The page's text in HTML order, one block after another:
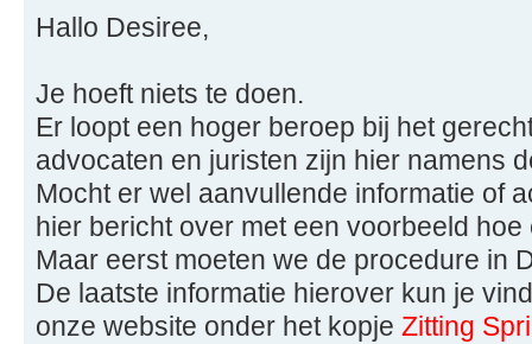
Hallo Desiree,
Je hoeft niets te doen.
Er loopt een hoger beroep bij het
advocaten en juristen zijn hier namens
Mocht er wel aanvullende informatie of
hier bericht over met een voorbeeld
Maar eerst moeten we de procedure in
De laatste informatie hierover kun je
onze website onder het kopje Zitting